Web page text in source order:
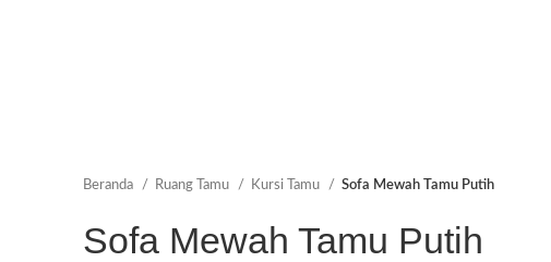
Beranda Ruang Tamu Kursi Tamu Sofa Mewah Tamu Putih
Sofa Mewah Tamu Putih